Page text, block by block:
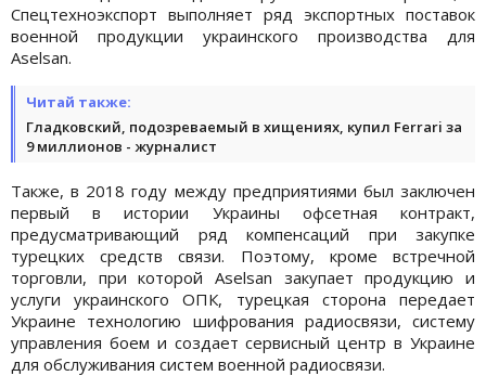
Спецтехноэкспорт выполняет ряд экспортных поставок
военной продукции украинского производства для
Aselsan.
Читай также:
Гладковский, подозреваемый в хищениях, купил Ferrari за
9 миллионов - журналист
Также, в 2018 году между предприятиями был заключен
первый в истории Украины офсетная контракт,
предусматривающий ряд компенсаций при закупке
турецких средств связи. Поэтому, кроме встречной
торговли, при которой Aselsan закупает продукцию и
услуги украинского ОПК, турецкая сторона передает
Украине технологию шифрования радиосвязи, систему
управления боем и создает сервисный центр в Украине
для обслуживания систем военной радиосвязи.